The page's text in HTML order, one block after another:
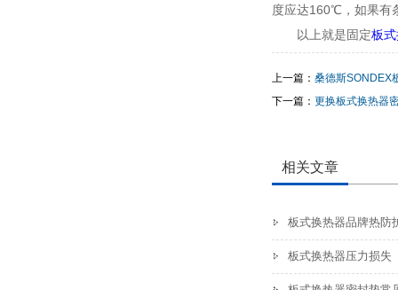
度应达160℃，如果有
以上就是固定板
上一篇： 桑德斯SONDEX
下一篇： 更换板式换热器
相关文章
板式换热器品牌热防
板式换热器压力损失